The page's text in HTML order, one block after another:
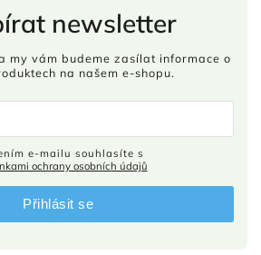
newsletter
my vám budeme zasílat informace o
na našem e-shopu.
ochrany osobních údajů
Přihlásit se